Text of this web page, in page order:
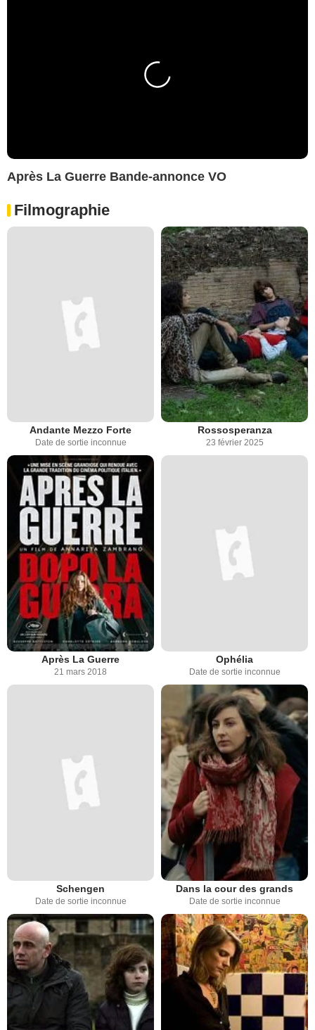
Après La Guerre Bande-annonce VO
Filmographie
Andante Mezzo Forte
Date de sortie inconnue
Rossosperanza
23 février 2025
Après La Guerre
21 mars 2018
Ophélia
Date de sortie inconnue
Schengen
Date de sortie inconnue
Dans la cour des grands
Date de sortie inconnue